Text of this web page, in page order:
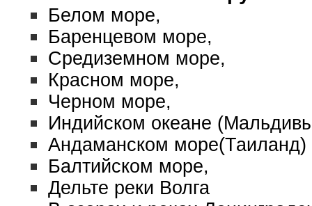
Белом море,
Баренцевом море,
Средиземном море,
Красном море,
Черном море,
Индийском океане
Андаманском море(Таиланд)
Балтийском море,
Дельте реки Волга